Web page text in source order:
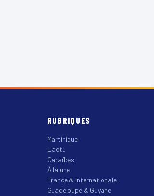
RUBRIQUES
Martinique
L'actu
Caraïbes
À la une
France & Internationale
Guadeloupe & Guyane